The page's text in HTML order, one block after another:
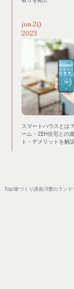
jun. 20
2023
スマートハウスとは
ーム・ZEH住宅との
ト・デメリットを解
Top/家づくり講座/3畳のランド